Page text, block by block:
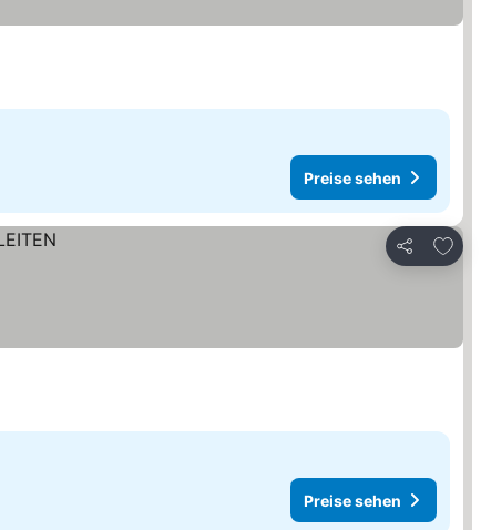
Preise sehen
Teilen
Zu
Preise sehen